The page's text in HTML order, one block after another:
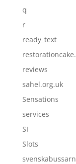
q
r
ready_text
reviews
sahel.org.uk
Sensations
services
SI
Slots